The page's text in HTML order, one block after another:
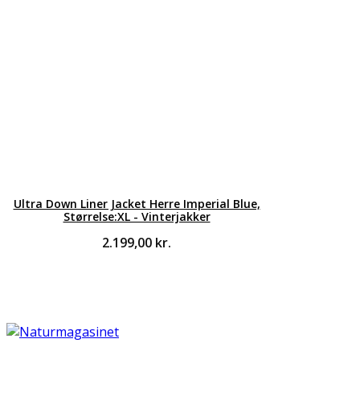
Ultra Down Liner Jacket Herre Imperial Blue,
Størrelse:XL - Vinterjakker
2.199,00 kr.